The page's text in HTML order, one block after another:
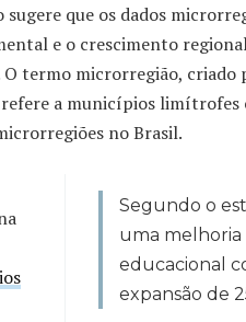
que os dados
e o crescimento
O termo microrregião,
a municípios
no Brasil.
Segundo o
uma melhoria
educacional
expansão de